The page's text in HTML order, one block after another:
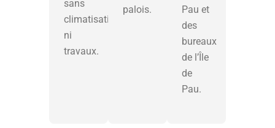
sans
climatisation
ni
travaux.
palois.
Pau et
des
bureaux
de l’Île
de
Pau.